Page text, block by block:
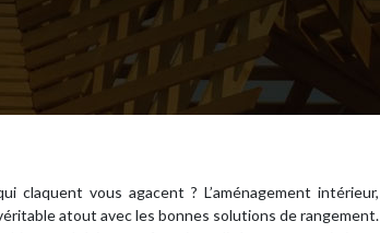
claquent vous agacent ? L’aménagement intérieur,
atout avec les bonnes solutions de rangement.